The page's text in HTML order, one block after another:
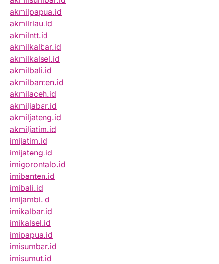
akmilpapua.id
akmilriau.id
akmilntt.id
akmilkalbar.id
akmilkalsel.id
akmilbali.id
akmilbanten.id
akmilaceh.id
akmiljabar.id
akmiljateng.id
akmiljatim.id
imijatim.id
imijateng.id
imigorontalo.id
imibanten.id
imibali.id
imijambi.id
imikalbar.id
imikalsel.id
imipapua.id
imisumbar.id
imisumut.id